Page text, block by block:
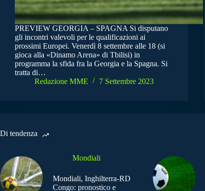
PREVIEW GEORGIA – SPAGNA Si disputano
gli incontri valevoli per le qualificazioni ai
prossimi Europei. Venerdì 8 settembre alle 18 (si
gioca alla «Dinamo Arena» di Tbilisi) in
programma la sfida fra la Georgia e la Spagna. Si
tratta di…
Redazione MME
7 Settembre 2023
Di tendenza
Mondiali
Mondiali, Inghilterra-RD
Congo: pronostico e